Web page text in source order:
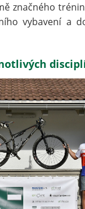
značného
vybavení a